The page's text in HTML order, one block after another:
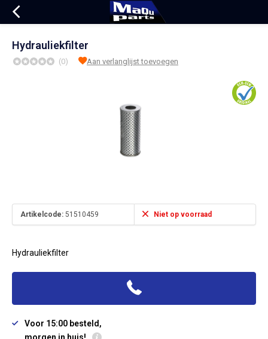
Hydrauliekfilter
(0) Aan verlanglijst toevoegen
Artikelcode: 51510459 Niet op voorraad
Hydrauliekfilter
Voor 15:00 besteld,